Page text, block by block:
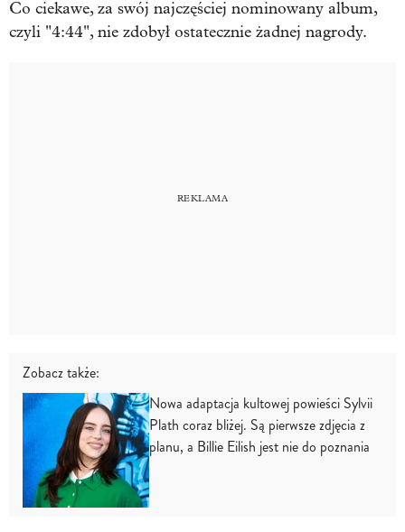
Co ciekawe, za swój najczęściej nominowany album,
czyli "4:44", nie zdobył ostatecznie żadnej nagrody.
Zobacz także:
Nowa adaptacja kultowej powieści Sylvii
Plath coraz bliżej. Są pierwsze zdjęcia z
planu, a Billie Eilish jest nie do poznania